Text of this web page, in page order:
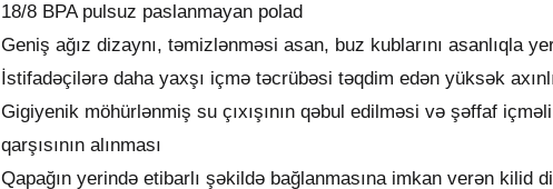
18/8 BPA pulsuz paslanmayan polad
Geniş ağız dizaynı, təmizlənməsi asan, buz kublarını asanlıqla
İstifadəçilərə daha yaxşı içmə təcrübəsi təqdim edən yüksək axınlı
Gigiyenik möhürlənmiş su çıxışının qəbul edilməsi və şəffaf
qarşısının alınması
Qapağın yerində etibarlı şəkildə bağlanmasına imkan verən kilid